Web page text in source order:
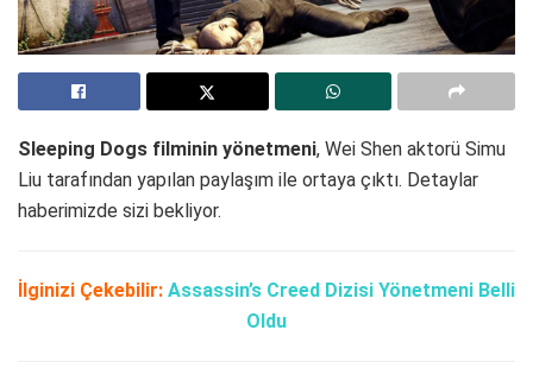
Sleeping Dogs filminin yönetmeni, Wei Shen aktorü Simu
Liu tarafından yapılan paylaşım ile ortaya çıktı. Detaylar
haberimizde sizi bekliyor.
İlginizi Çekebilir: Assassin’s Creed Dizisi Yönetmeni Belli
Oldu